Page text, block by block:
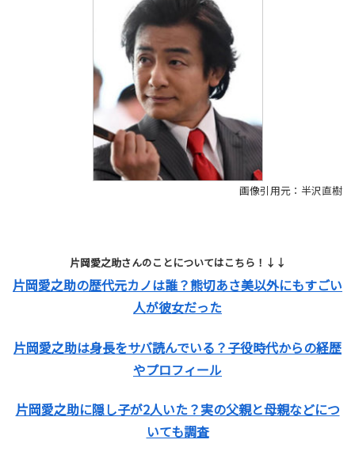
画像引用元：半沢直樹
片岡愛之助さんのことについてはこちら！↓↓
片岡愛之助の歴代元カノは誰？熊切あさ美以外にもすごい
人が彼女だった
片岡愛之助は身長をサバ読んでいる？子役時代からの経歴
やプロフィール
片岡愛之助に隠し子が2人いた？実の父親と母親などにつ
いても調査